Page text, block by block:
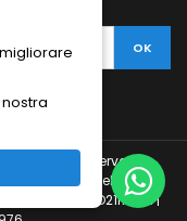
i diritti sono riservati |
Spinelli, 104 |
DCRPQL78D21I720H |